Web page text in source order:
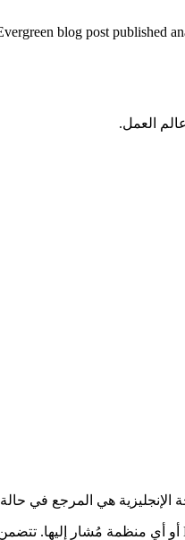
blog post published
العمل.
الإنجليزية هي المرجع في